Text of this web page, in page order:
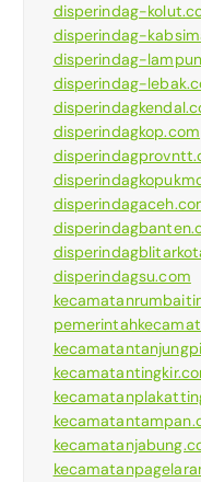
disperindag-
disperindag-
disperindag-
disperindag-
disperindagkop.com
disperindagsu.com